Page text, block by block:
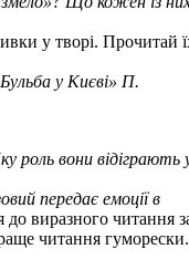
у творі. Прочитай
у Києві» П.
роль вони відіграють
передає емоції в
виразного читання
читання гуморески.